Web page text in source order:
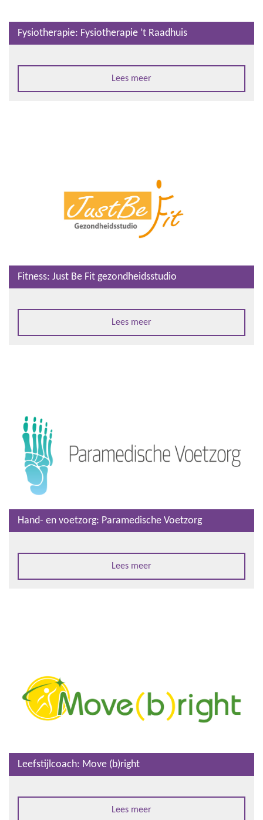
Fysiotherapie: Fysiotherapie ’t Raadhuis
Lees meer
Fitness: Just Be Fit gezondheidsstudio
Lees meer
Hand- en voetzorg: Paramedische Voetzorg
Lees meer
Leefstijlcoach: Move (b)right
Lees meer